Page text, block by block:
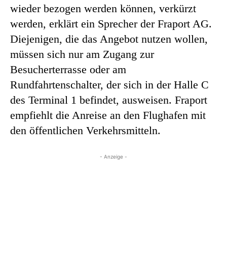
wieder bezogen werden können, verkürzt
werden, erklärt ein Sprecher der Fraport AG.
Diejenigen, die das Angebot nutzen wollen,
müssen sich nur am Zugang zur
Besucherterrasse oder am
Rundfahrtenschalter, der sich in der Halle C
des Terminal 1 befindet, ausweisen. Fraport
empfiehlt die Anreise an den Flughafen mit
den öffentlichen Verkehrsmitteln.
- Anzeige -